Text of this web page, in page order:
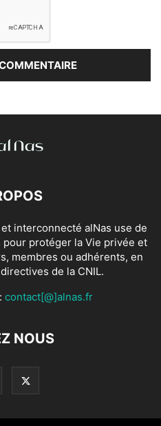
interconnecté alNas use de
protéger la Vie privée et
membres ou adhérents, en
de la CNIL.
contact[@]alnas.fr
NOUS